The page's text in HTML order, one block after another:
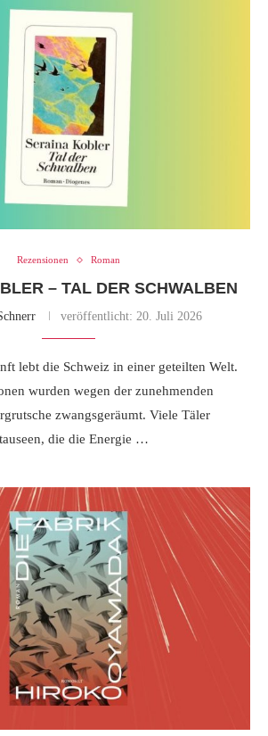
Rezensionen Roman
– TAL DER SCHWALBEN
veröffentlicht: 20. Juli 2026
lebt die Schweiz in einer geteilten Welt.
wurden wegen der zunehmenden
zwangsgeräumt. Viele Täler
die die Energie …